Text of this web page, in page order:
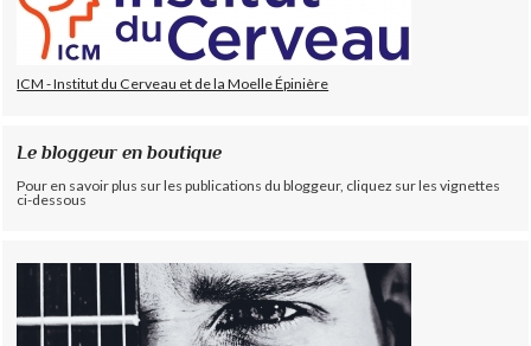
ICM - Institut du Cerveau et de la Moelle Épinière
Le bloggeur en boutique
Pour en savoir plus sur les publications du bloggeur, cliquez sur les vignettes
ci-dessous